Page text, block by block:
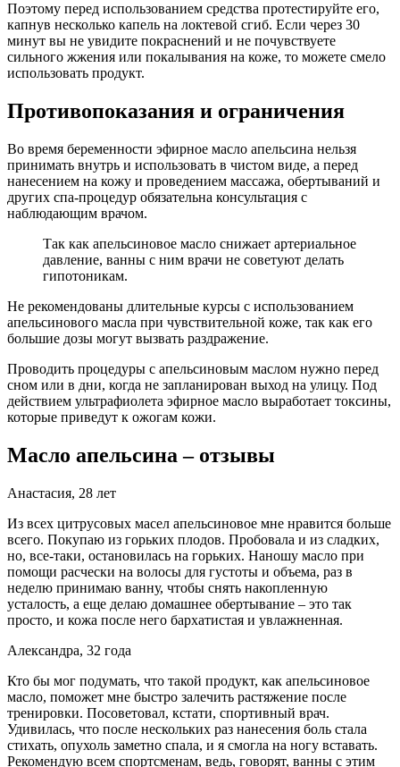
Поэтому перед использованием средства протестируйте его,
капнув несколько капель на локтевой сгиб. Если через 30
минут вы не увидите покраснений и не почувствуете
сильного жжения или покалывания на коже, то можете смело
использовать продукт.
Противопоказания и ограничения
Во время беременности эфирное масло апельсина нельзя
принимать внутрь и использовать в чистом виде, а перед
нанесением на кожу и проведением массажа, обертываний и
других спа-процедур обязательна консультация с
наблюдающим врачом.
Так как апельсиновое масло снижает артериальное
давление, ванны с ним врачи не советуют делать
гипотоникам.
Не рекомендованы длительные курсы с использованием
апельсинового масла при чувствительной коже, так как его
большие дозы могут вызвать раздражение.
Проводить процедуры с апельсиновым маслом нужно перед
сном или в дни, когда не запланирован выход на улицу. Под
действием ультрафиолета эфирное масло выработает токсины,
которые приведут к ожогам кожи.
Масло апельсина – отзывы
Анастасия, 28 лет
Из всех цитрусовых масел апельсиновое мне нравится больше
всего. Покупаю из горьких плодов. Пробовала и из сладких,
но, все-таки, остановилась на горьких. Наношу масло при
помощи расчески на волосы для густоты и объема, раз в
неделю принимаю ванну, чтобы снять накопленную
усталость, а еще делаю домашнее обертывание – это так
просто, и кожа после него бархатистая и увлажненная.
Александра, 32 года
Кто бы мог подумать, что такой продукт, как апельсиновое
масло, поможет мне быстро залечить растяжение после
тренировки. Посоветовал, кстати, спортивный врач.
Удивилась, что после нескольких раз нанесения боль стала
стихать, опухоль заметно спала, и я смогла на ногу вставать.
Рекомендую всем спортсменам, ведь, говорят, ванны с этим